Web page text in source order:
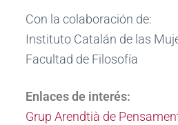
Con la colaboración de:
Instituto Catalán de las
Facultad de Filosofía
Enlaces de interés:
Grup Arendtià de